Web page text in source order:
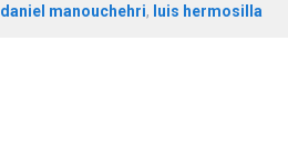
daniel manouchehri, luis hermosilla